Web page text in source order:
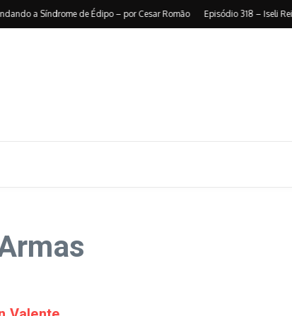
a Síndrome de Édipo – por Cesar Romão Episódio 318 – Iseli Reis